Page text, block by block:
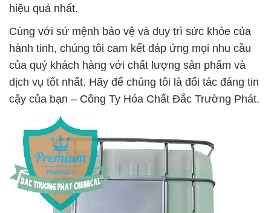
hiệu quả nhất.
Cùng với sứ mệnh bảo vệ và duy trì sức khỏe của
hành tinh, chúng tôi cam kết đáp ứng mọi nhu cầu
của quý khách hàng với chất lượng sản phẩm và
dịch vụ tốt nhất. Hãy để chúng tôi là đối tác đáng tin
cậy của bạn – Công Ty Hóa Chất Đắc Trường Phát.